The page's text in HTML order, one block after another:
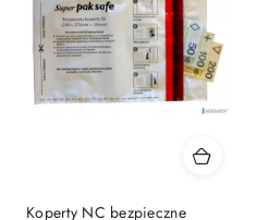
Koperty NC bezpieczne